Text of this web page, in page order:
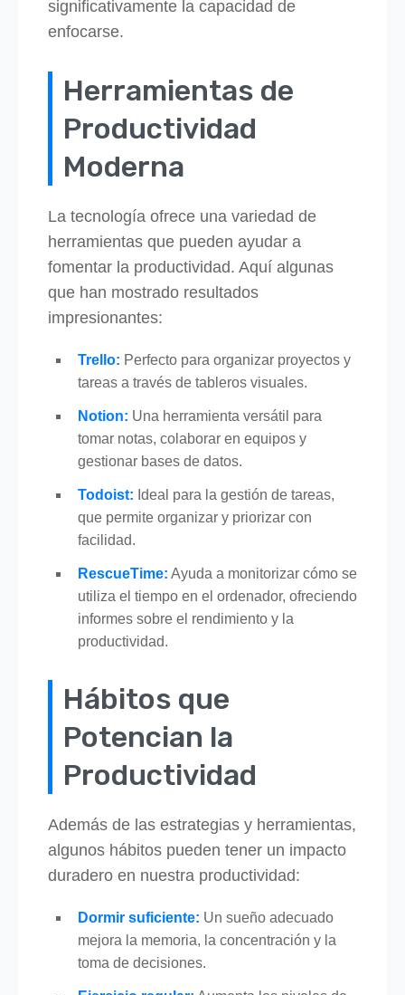
significativamente la capacidad de
enfocarse.
Herramientas de
Productividad
Moderna
La tecnología ofrece una variedad de
herramientas que pueden ayudar a
fomentar la productividad. Aquí algunas
que han mostrado resultados
impresionantes:
Trello: Perfecto para organizar proyectos y
tareas a través de tableros visuales.
Notion: Una herramienta versátil para
tomar notas, colaborar en equipos y
gestionar bases de datos.
Todoist: Ideal para la gestión de tareas,
que permite organizar y priorizar con
facilidad.
RescueTime: Ayuda a monitorizar cómo se
utiliza el tiempo en el ordenador, ofreciendo
informes sobre el rendimiento y la
productividad.
Hábitos que
Potencian la
Productividad
Además de las estrategias y herramientas,
algunos hábitos pueden tener un impacto
duradero en nuestra productividad:
Dormir suficiente: Un sueño adecuado
mejora la memoria, la concentración y la
toma de decisiones.